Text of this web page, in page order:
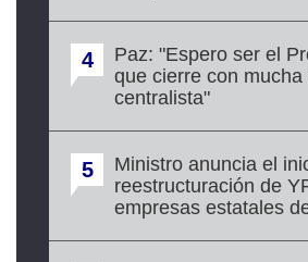
4
Paz: "Espero ser el
que cierre con
centralista"
5
Ministro anuncia el
reestructuración de
empresas estatales